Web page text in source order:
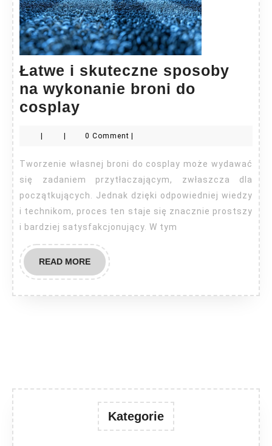
Łatwe i skuteczne sposoby
na wykonanie broni do
cosplay
skuteczne
sposoby
na
wykonanie
broni
do
cosplay
0 Comment
Tworzenie własnej broni do cosplay może wydawać
się zadaniem przytłaczającym, zwłaszcza dla
początkujących. Jednak dzięki odpowiedniej wiedzy
i technikom, proces ten staje się znacznie prostszy
i bardziej satysfakcjonujący. W tym
READ MOREREAD
MORE
Kategorie